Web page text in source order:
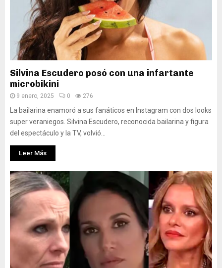
Silvina Escudero posó con una infartante
microbikini
9 enero, 2025 0 276
La bailarina enamoró a sus fanáticos en Instagram con dos looks
super veraniegos. Silvina Escudero, reconocida bailarina y figura
del espectáculo y la TV, volvió...
Leer Más